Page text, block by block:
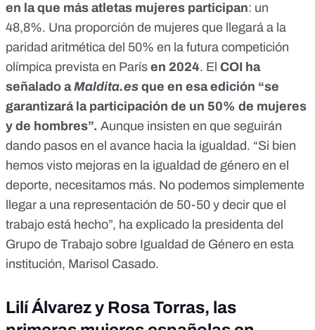
en la que más atletas mujeres participan: un
48,8%. Una proporción de mujeres que llegará a la
paridad aritmética del 50% en la futura competición
olímpica prevista en París en 2024. El COI ha
señalado aMaldita.es que en esa edición “se
garantizará la participación de un 50% de mujeres
y de hombres”. Aunque insisten en que seguirán
dando pasos en el avance hacia la igualdad. “Si bien
hemos visto mejoras en la igualdad de género en el
deporte, necesitamos más. No podemos simplemente
llegar a una representación de 50-50 y decir que el
trabajo está hecho”, ha explicado la presidenta del
Grupo de Trabajo sobre Igualdad de Género en esta
institución, Marisol Casado.
Lilí Álvarez y Rosa Torras, las